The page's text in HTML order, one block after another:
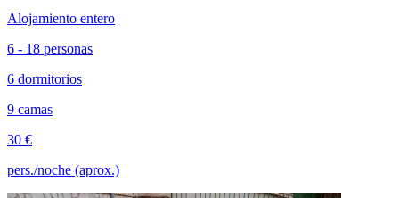
Alojamiento entero
6 - 18 personas
6 dormitorios
9 camas
30 €
pers./noche (aprox.)